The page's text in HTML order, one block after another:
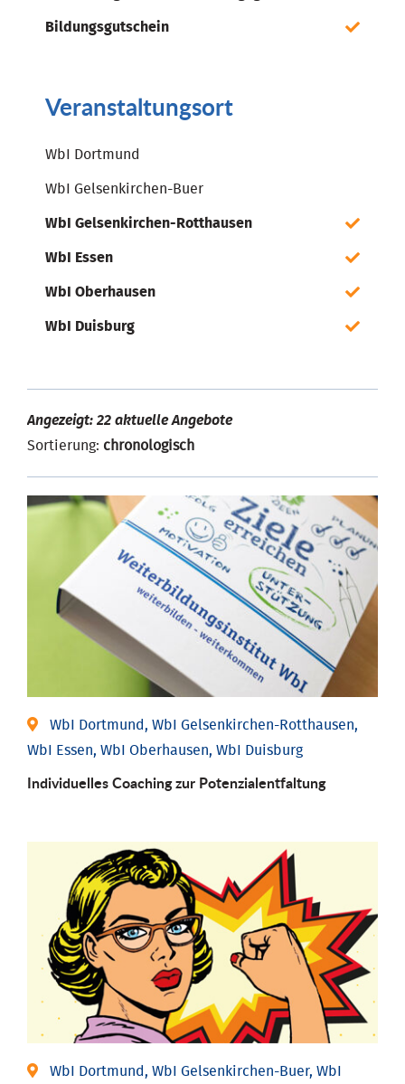
Bildungsgutschein
Veranstaltungsort
WbI Dortmund
WbI Gelsenkirchen-Buer
WbI Gelsenkirchen-Rotthausen
WbI Essen
WbI Oberhausen
WbI Duisburg
Angezeigt: 22 aktuelle Angebote
Sortierung: chronologisch
WbI Dortmund, WbI Gelsenkirchen-Rotthausen,
WbI Essen, WbI Oberhausen, WbI Duisburg
Individuelles Coaching zur Potenzialentfaltung
WbI Dortmund, WbI Gelsenkirchen-Buer, WbI